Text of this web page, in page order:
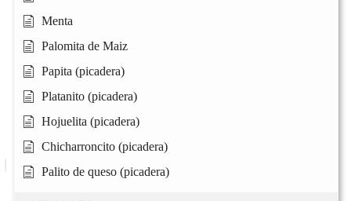
Menta
Palomita de Maiz
Papita (picadera)
Platanito (picadera)
Hojuelita (picadera)
Chicharroncito (picadera)
Palito de queso (picadera)